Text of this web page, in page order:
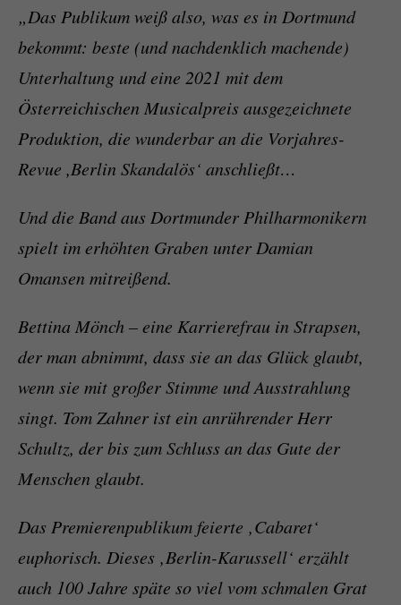
„Das Publikum weiß also, was es in Dortmund
bekommt: beste (und nachdenklich machende)
Unterhaltung und eine 2021 mit dem
Österreichischen Musicalpreis ausgezeichnete
Produktion, die wunderbar an die Vorjahres-
Revue ,Berlin Skandalös‘ anschließt…
Und die Band aus Dortmunder Philharmonikern
spielt im erhöhten Graben unter Damian
Omansen mitreißend.
Bettina Mönch – eine Karrierefrau in Strapsen,
der man abnimmt, dass sie an das Glück glaubt,
wenn sie mit großer Stimme und Ausstrahlung
singt. Tom Zahner ist ein anrührender Herr
Schultz, der bis zum Schluss an das Gute der
Menschen glaubt.
Das Premierenpublikum feierte ‚Cabaret‘
euphorisch. Dieses ‚Berlin-Karussell‘ erzählt
auch 100 Jahre späte so viel vom schmalen Grat